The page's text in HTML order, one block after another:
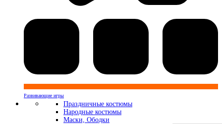
Развивающие игры
Праздничные костюмы
Народные костюмы
Маски, Ободки